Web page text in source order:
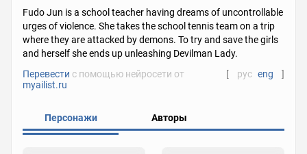
Fudo Jun is a school teacher having dreams of uncontrollable
urges of violence. She takes the school tennis team on a trip
where they are attacked by demons. To try and save the girls
and herself she ends up unleashing Devilman Lady.
Перевести с помощью нейросети от
myailist.ru
[ рус eng ]
Персонажи Авторы